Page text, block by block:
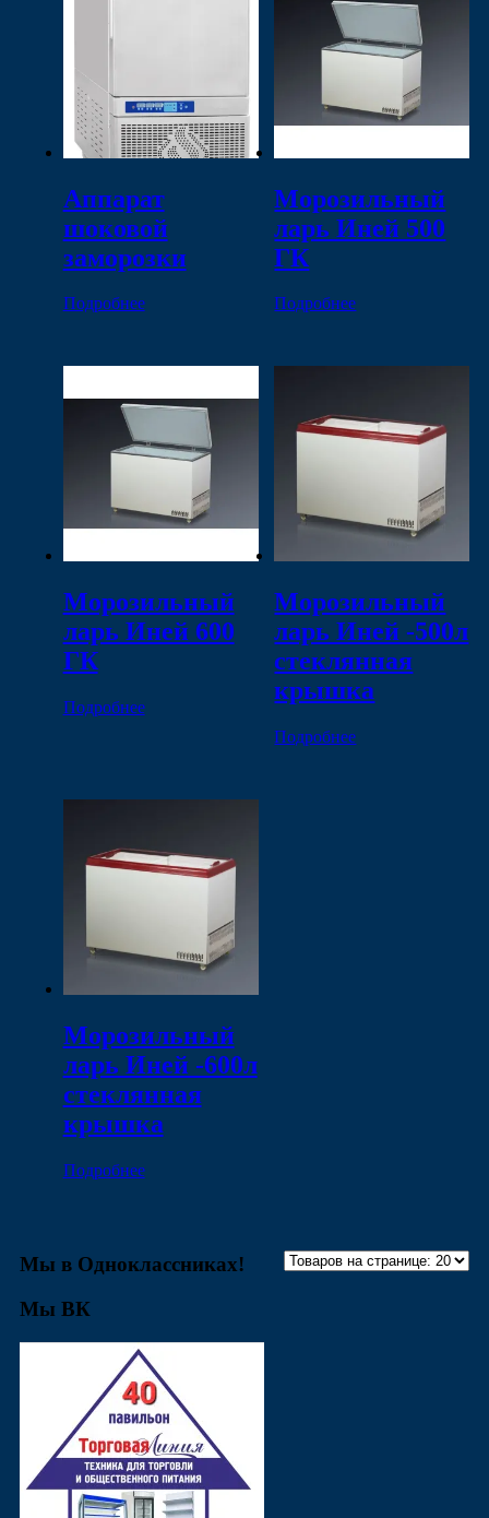
Аппарат
шоковой
заморозки
Подробнее
Морозильный
ларь Иней 500
ГК
Подробнее
Морозильный
ларь Иней 600
ГК
Подробнее
Морозильный
ларь Иней -500л
стеклянная
крышка
Подробнее
Морозильный
ларь Иней -600л
стеклянная
крышка
Подробнее
Мы в Одноклассниках!
Мы ВК